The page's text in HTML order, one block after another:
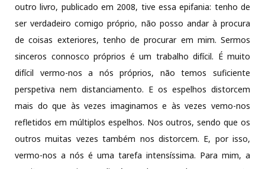
outro livro, publicado em 2008, tive essa epifania: tenho de
ser verdadeiro comigo próprio, não posso andar à procura
de coisas exteriores, tenho de procurar em mim. Sermos
sinceros connosco próprios é um trabalho difícil. É muito
difícil vermo-nos a nós próprios, não temos suficiente
perspetiva nem distanciamento. E os espelhos distorcem
mais do que às vezes imaginamos e às vezes vemo-nos
refletidos em múltiplos espelhos. Nos outros, sendo que os
outros muitas vezes também nos distorcem. E, por isso,
vermo-nos a nós é uma tarefa intensíssima. Para mim, a